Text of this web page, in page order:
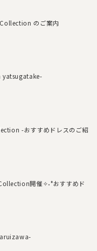
のご案内
-おすすめドレスのご紹
開催✧˖°おすすめド